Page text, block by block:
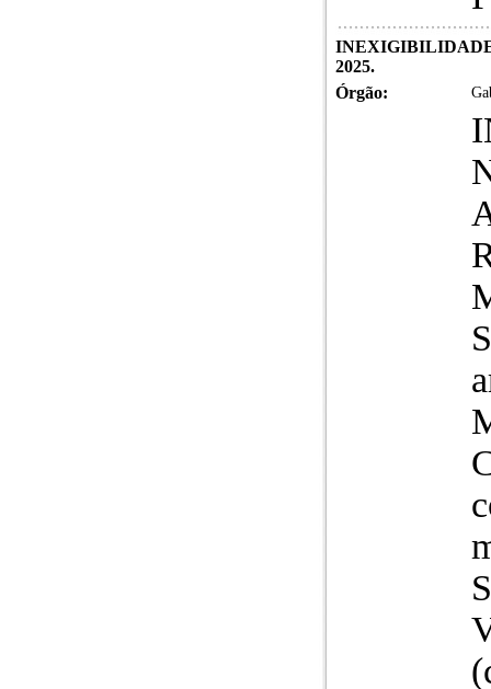
INEXIGIBILIDADE
2025.
Órgão: